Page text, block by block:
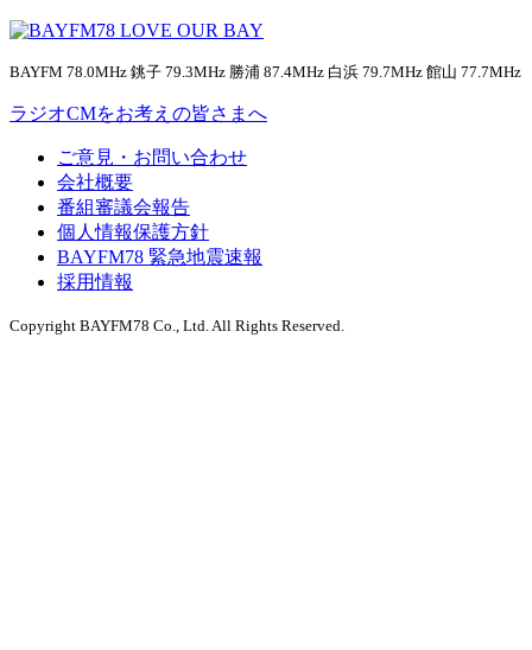
BAYFM 78.0MHz 銚子 79.3MHz 勝浦 87.4MHz 白浜 79.7MHz 館山 77.7MHz
ラジオCMをお考えの皆さまへ
ご意見・お問い合わせ
会社概要
番組審議会報告
個人情報保護方針
BAYFM78 緊急地震速報
採用情報
Copyright BAYFM78 Co., Ltd. All Rights Reserved.